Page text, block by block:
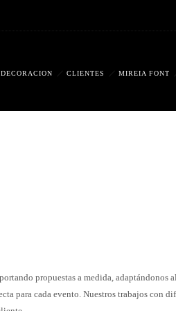
DECORACION CLIENTES MIREIA FONT
propuestas a medida,
para cada evento. Nuestros trabajos con